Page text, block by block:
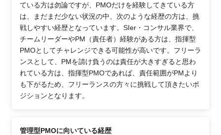
ている方は勿論ですが、PMOだけを経験してきている方
は、まだまだ少ない状況の中、次のような経歴の方は、挑
戦しやすい経歴となっています。SIer・コンサル業界で、
チームリーダーやPM（責任者）経験がある方は、指揮型
PMOとしてチャレンジできる可能性が高いです。フリーラ
ンスとして、PMを請け負うのは責任が大きすぎると思わ
れている方は、指揮型PMOであれば、責任範囲がPMより
も下がるため、フリーランスの方々に挑戦して頂きたいポ
ジションとなります。
管理型PMOに向いている経歴